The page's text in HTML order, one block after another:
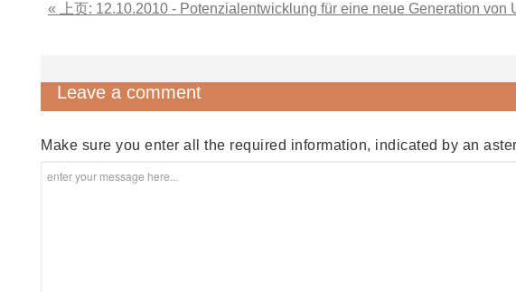
« 上页: 12.10.2010 - Potenzialentwicklung für eine neue Generation von
Leave a comment
Make sure you enter all the required information, indicated by an